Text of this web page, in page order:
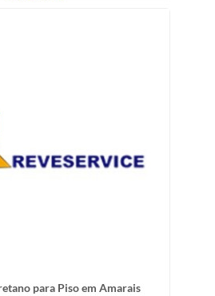
para Piso em Amarais